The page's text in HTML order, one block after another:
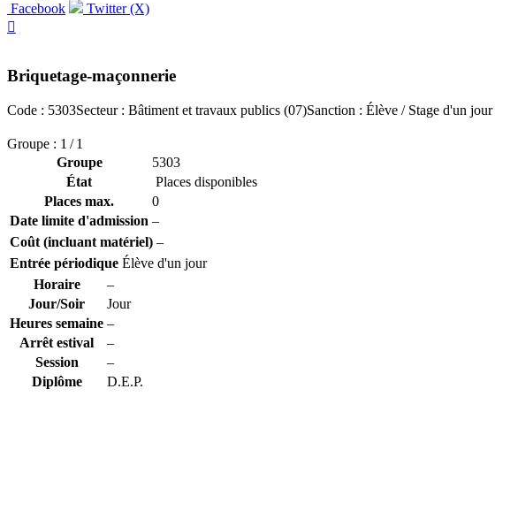
Facebook
Twitter (X)

Briquetage-maçonnerie
Code : 5303Secteur : Bâtiment et travaux publics (07)Sanction : Élève / Stage d'un jour
Groupe : 1 / 1
Groupe
5303
État
Places disponibles
Places max.
0
Date limite d'admission –
Coût (incluant matériel) –
Entrée périodique Élève d'un jour
Horaire
–
Jour/Soir
Jour
Heures semaine –
Arrêt estival
–
Session
–
Diplôme
D.E.P.